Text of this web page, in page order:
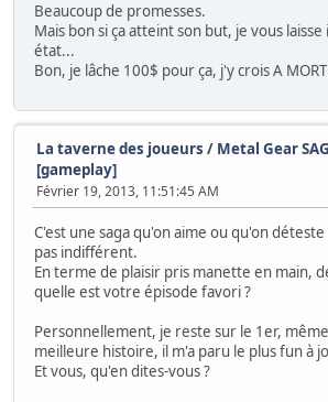
Beaucoup de promesses.
Mais bon si ça atteint son but, je vous
état...
Bon, je lâche 100$ pour ça, j'y crois A MORT
La taverne des joueurs / Metal Gear
[gameplay]
Février 19, 2013, 11:51:45 AM
C'est une saga qu'on aime ou qu'on déteste
pas indifférent.
En terme de plaisir pris manette en main,
quelle est votre épisode favori ?
Personnellement, je reste sur le 1er, même
meilleure histoire, il m'a paru le plus fun à
Et vous, qu'en dites-vous ?